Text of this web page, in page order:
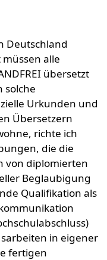
Deutschland
alle
übersetzt
solche
Urkunden und
Übersetzern
richte ich
die die
von diplomierten
Beglaubigung
Qualifikation als
in eigener
fertigen